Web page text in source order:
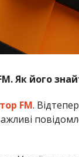
Як його
FM.